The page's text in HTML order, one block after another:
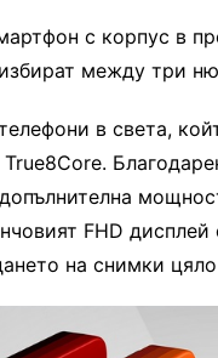
с корпус в
между три
в света,
FHD
на снимки